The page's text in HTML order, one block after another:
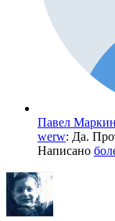
Павел Маркин
werw: Да.
Написано